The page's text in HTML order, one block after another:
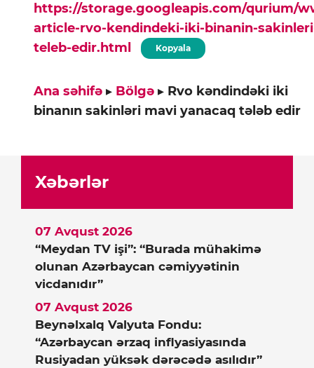
https://storage.googleapis.com/qurium/
article-rvo-kendindeki-iki-binanin-
teleb-edir.html
Kopyala
Ana səhifə ▸ Bölgə ▸ Rvo kəndindəki iki
binanın sakinləri mavi yanacaq tələb edir
Xəbərlər
“Meydan TV işi”: “Burada mühakimə
olunan Azərbaycan cəmiyyətinin
vicdanıdır”
07 Avqust 2026
Beynəlxalq Valyuta Fondu:
“Azərbaycan ərzaq inflyasiyasında
Rusiyadan yüksək dərəcədə asılıdır”
07 Avqust 2026